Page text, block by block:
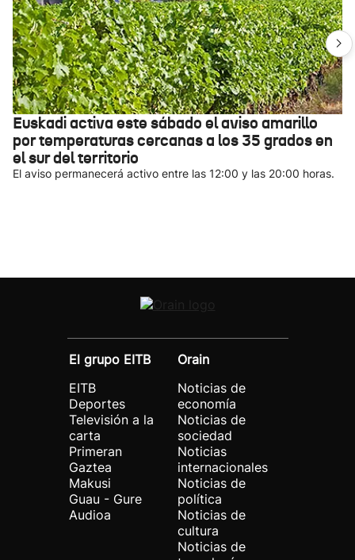
Euskadi activa este sábado el aviso amarillo
por temperaturas cercanas a los 35 grados en
el sur del territorio
El aviso permanecerá activo entre las 12:00 y las 20:00 horas.
El grupo EITB
EITB
Deportes
Televisión a la
carta
Primeran
Gaztea
Makusi
Guau - Gure
Audioa
Orain
Noticias de
economía
Noticias de
sociedad
Noticias
internacionales
Noticias de
política
Noticias de
cultura
Noticias de